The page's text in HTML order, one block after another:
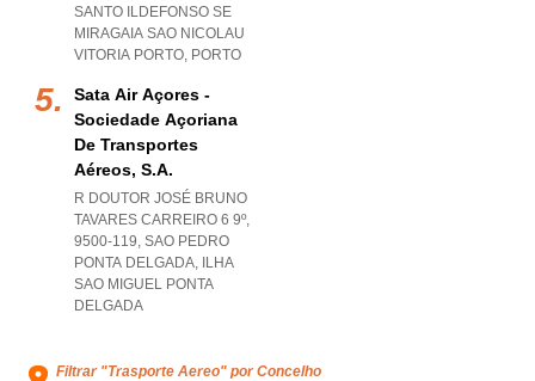
SANTO ILDEFONSO SE
MIRAGAIA SAO NICOLAU
VITORIA PORTO, PORTO
Sata Air Açores -
Sociedade Açoriana
De Transportes
Aéreos, S.a.
R DOUTOR JOSÉ BRUNO
TAVARES CARREIRO 6 9º,
9500-119, SAO PEDRO
PONTA DELGADA, ILHA
SAO MIGUEL PONTA
DELGADA
Filtrar "Trasporte Aereo" por Concelho